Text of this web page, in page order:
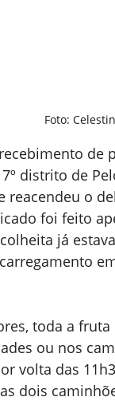
Foto:
de
distrito de
reacendeu o
foi feito
já
toda a
ou nos
volta das
dois